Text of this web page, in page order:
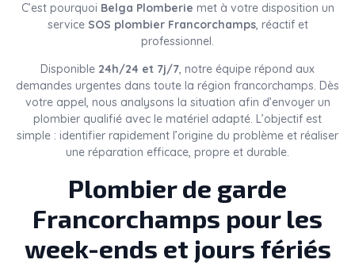
C’est pourquoi Belga Plomberie met à votre disposition un
service SOS plombier Francorchamps, réactif et
professionnel.
Disponible 24h/24 et 7j/7, notre équipe répond aux
demandes urgentes dans toute la région francorchamps. Dès
votre appel, nous analysons la situation afin d’envoyer un
plombier qualifié avec le matériel adapté. L’objectif est
simple : identifier rapidement l’origine du problème et réaliser
une réparation efficace, propre et durable.
Plombier de garde
Francorchamps pour les
week-ends et jours fériés